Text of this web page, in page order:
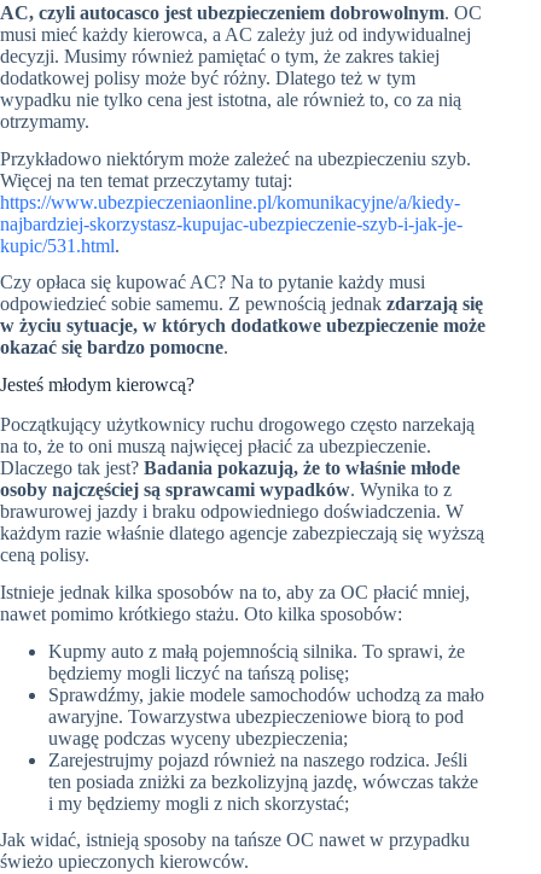
AC, czyli autocasco jest ubezpieczeniem dobrowolnym. OC
musi mieć każdy kierowca, a AC zależy już od indywidualnej
decyzji. Musimy również pamiętać o tym, że zakres takiej
dodatkowej polisy może być różny. Dlatego też w tym
wypadku nie tylko cena jest istotna, ale również to, co za nią
otrzymamy.
Przykładowo niektórym może zależeć na ubezpieczeniu szyb.
Więcej na ten temat przeczytamy tutaj:
https://www.ubezpieczeniaonline.pl/komunikacyjne/a/kiedy-
najbardziej-skorzystasz-kupujac-ubezpieczenie-szyb-i-jak-je-
kupic/531.html.
Czy opłaca się kupować AC? Na to pytanie każdy musi
odpowiedzieć sobie samemu. Z pewnością jednak zdarzają się
w życiu sytuacje, w których dodatkowe ubezpieczenie może
okazać się bardzo pomocne.
Jesteś młodym kierowcą?
Początkujący użytkownicy ruchu drogowego często narzekają
na to, że to oni muszą najwięcej płacić za ubezpieczenie.
Dlaczego tak jest? Badania pokazują, że to właśnie młode
osoby najczęściej są sprawcami wypadków. Wynika to z
brawurowej jazdy i braku odpowiedniego doświadczenia. W
każdym razie właśnie dlatego agencje zabezpieczają się wyższą
ceną polisy.
Istnieje jednak kilka sposobów na to, aby za OC płacić mniej,
nawet pomimo krótkiego stażu. Oto kilka sposobów:
Kupmy auto z małą pojemnością silnika. To sprawi, że
będziemy mogli liczyć na tańszą polisę;
Sprawdźmy, jakie modele samochodów uchodzą za mało
awaryjne. Towarzystwa ubezpieczeniowe biorą to pod
uwagę podczas wyceny ubezpieczenia;
Zarejestrujmy pojazd również na naszego rodzica. Jeśli
ten posiada zniżki za bezkolizyjną jazdę, wówczas także
i my będziemy mogli z nich skorzystać;
Jak widać, istnieją sposoby na tańsze OC nawet w przypadku
świeżo upieczonych kierowców.